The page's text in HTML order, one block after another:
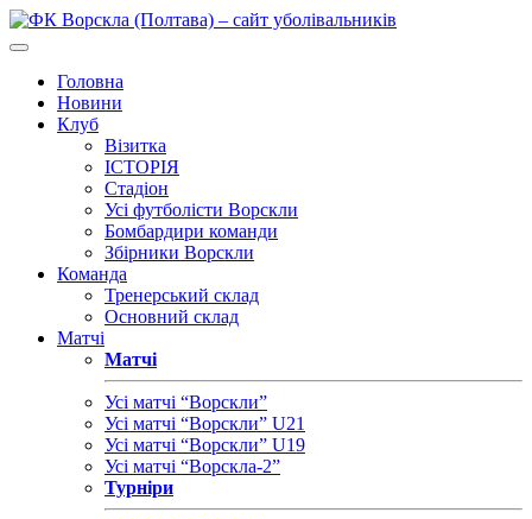
Головна
Новини
Клуб
Візитка
ІСТОРІЯ
Стадіон
Усі футболісти Ворскли
Бомбардири команди
Збірники Ворскли
Команда
Тренерський склад
Основний склад
Матчі
Матчі
Усі матчі “Ворскли”
Усі матчі “Ворскли” U21
Усі матчі “Ворскли” U19
Усі матчі “Ворскла-2”
Турніри